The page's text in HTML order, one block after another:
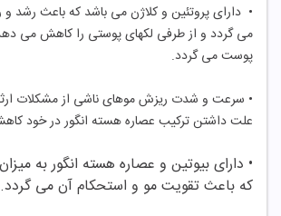
• دارای پروتئین و کلاژن می باشد که باعث رشد
می گردد و از طرفی لکهای پوستی را کاهش می
پوست می گردد.
• سرعت و شدت ریزش موهای ناشی از مشکلات
علت داشتن ترکیب عصاره هسته انگور در خود
• دارای بیوتین و عصاره هسته انگور به
که باعث تقویت مو و استحکام آن می گردد.